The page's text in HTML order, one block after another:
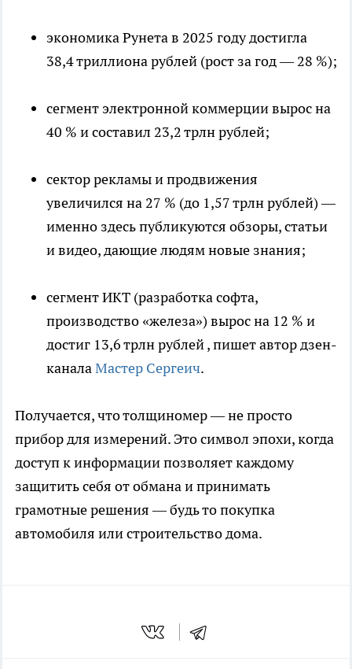
экономика Рунета в 2025 году достигла
38,4 триллиона рублей (рост за год — 28 %);
сегмент электронной коммерции вырос на
40 % и составил 23,2 трлн рублей;
сектор рекламы и продвижения
увеличился на 27 % (до 1,57 трлн рублей) —
именно здесь публикуются обзоры, статьи
и видео, дающие людям новые знания;
сегмент ИКТ (разработка софта,
производство «железа») вырос на 12 % и
достиг 13,6 трлн рублей, пишет автор дзен-
каналаМастер Сергеич.
Получается, что толщиномер — не просто
прибор для измерений. Это символ эпохи, когда
доступ к информации позволяет каждому
защитить себя от обмана и принимать
грамотные решения — будь то покупка
автомобиля или строительство дома.